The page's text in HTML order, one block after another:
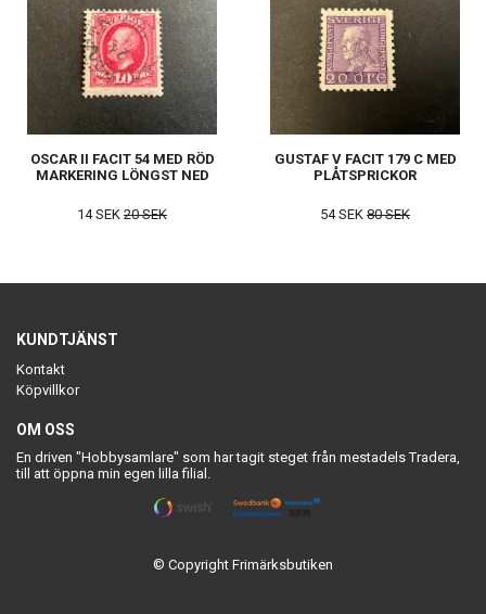
OSCAR II FACIT 54 MED RÖD
MARKERING LÖNGST NED
14 SEK 20 SEK
GUSTAF V FACIT 179 C MED
PLÅTSPRICKOR
54 SEK 80 SEK
KUNDTJÄNST
Kontakt
Köpvillkor
OM OSS
En driven "Hobbysamlare" som har tagit steget från mestadels Tradera,
till att öppna min egen lilla filial.
© Copyright Frimärksbutiken